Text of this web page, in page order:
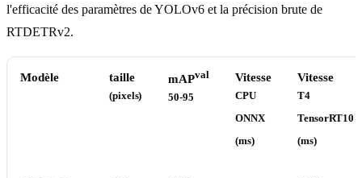
l'efficacité des paramètres de YOLOv6 et la précision brute de
RTDETRv2.
Modèle taille
(pixels)
mAPval
50-95
Vitesse
CPU
ONNX
(ms)
Vitesse
T4
TensorRT10
(ms)